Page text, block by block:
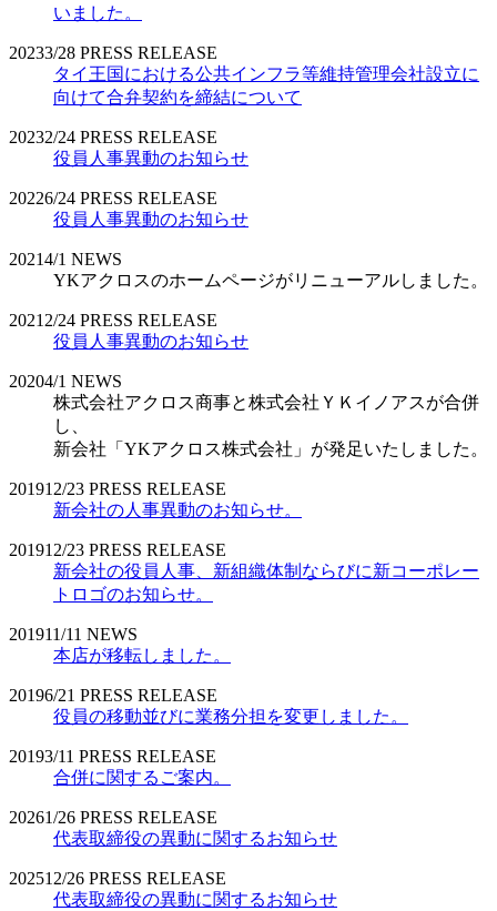
いました。
20233/28 PRESS RELEASE
タイ王国における公共インフラ等維持管理会社設立に
向けて合弁契約を締結について
20232/24 PRESS RELEASE
役員人事異動のお知らせ
20226/24 PRESS RELEASE
役員人事異動のお知らせ
20214/1 NEWS
YKアクロスのホームページがリニューアルしました。
2021 2/24 PRESS RELEASE
役員人事異動のお知らせ
20204/1 NEWS
株式会社アクロス商事と株式会社ＹＫイノアスが合併
し、
新会社「YKアクロス株式会社」が発足いたしました。
201912/23 PRESS RELEASE
新会社の人事異動のお知らせ。
201912/23 PRESS RELEASE
新会社の役員人事、新組織体制ならびに新コーポレー
トロゴのお知らせ。
201911/11 NEWS
本店が移転しました。
20196/21 PRESS RELEASE
役員の移動並びに業務分担を変更しました。
20193/11 PRESS RELEASE
合併に関するご案内。
20261/26 PRESS RELEASE
代表取締役の異動に関するお知らせ
202512/26 PRESS RELEASE
代表取締役の異動に関するお知らせ